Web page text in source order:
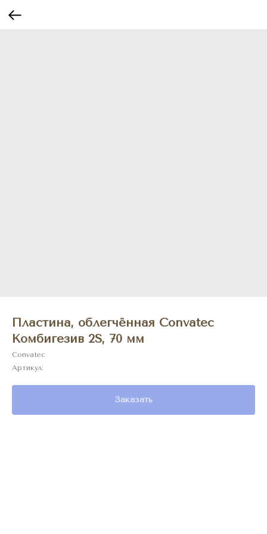
Пластина, облегчённая Convatec
Комбигезив 2S, 70 мм
Convatec
Артикул:
Заказать